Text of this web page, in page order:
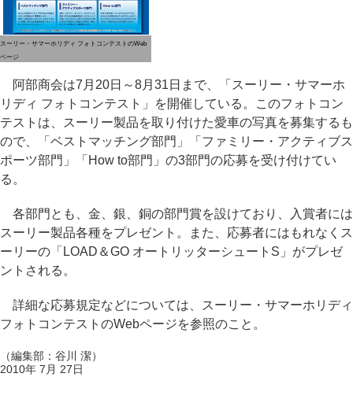
スーリー・サマーホリディ フォトコンテストのWeb
ページ
阿部商会は7月20日～8月31日まで、「スーリー・サマーホ
リディ フォトコンテスト」を開催している。このフォトコン
テストは、スーリー製品を取り付けた愛車の写真を募集するも
ので、「ベストマッチング部門」「ファミリー・アクティブス
ポーツ部門」「How to部門」の3部門の応募を受け付けてい
る。
各部門とも、金、銀、銅の部門賞を設けており、入賞者には
スーリー製品各種をプレゼント。また、応募者にはもれなくス
ーリーの「LOAD＆GO オートリッターシュートS」がプレゼ
ントされる。
詳細な応募規定などについては、スーリー・サマーホリディ
フォトコンテストのWebページを参照のこと。
（編集部：谷川 潔）
2010年 7月 27日